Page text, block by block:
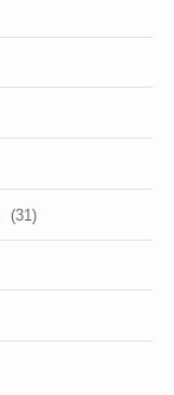
(31)